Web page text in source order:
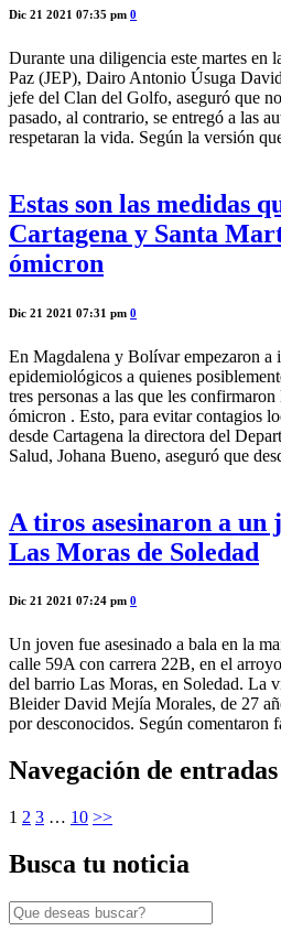
Dic 21 2021 07:35 pm 0
Durante una diligencia este martes en
Paz (JEP), Dairo Antonio Úsuga
jefe del Clan del Golfo, aseguró que
pasado, al contrario, se entregó a las
respetaran la vida. Según la versión
Estas son las medidas
Cartagena y Santa
ómicron
Dic 21 2021 07:31 pm 0
En Magdalena y Bolívar empezaron a
epidemiológicos a quienes
tres personas a las que les
ómicron . Esto, para evitar contagios
desde Cartagena la directora del
Salud, Johana Bueno, aseguró que
A tiros asesinaron a un
Las Moras de Soledad
Dic 21 2021 07:24 pm 0
Un joven fue asesinado a bala en la
calle 59A con carrera 22B, en el
del barrio Las Moras, en Soledad. La
Bleider David Mejía Morales, de 27
por desconocidos. Según comentaron
Navegación de entradas
1 2 3 … 10 >>
Busca tu noticia